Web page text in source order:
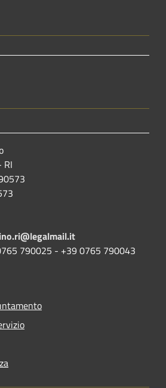
RI
790025 - +39 0765 790043